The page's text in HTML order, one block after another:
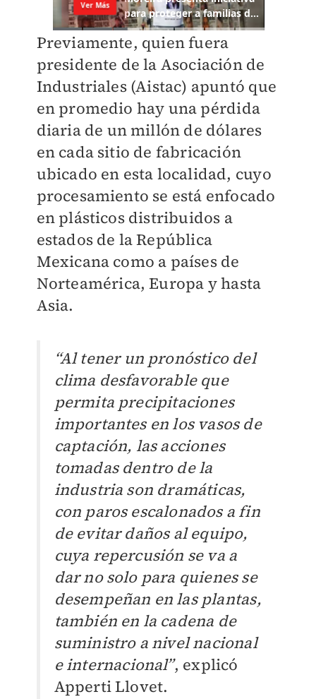
Previamente, quien fuera
presidente de la Asociación de
Industriales (Aistac) apuntó que
en promedio hay una pérdida
diaria de un millón de dólares
en cada sitio de fabricación
ubicado en esta localidad, cuyo
procesamiento se está enfocado
en plásticos distribuidos a
estados de la República
Mexicana como a países de
Norteamérica, Europa y hasta
Asia.
“Al tener un pronóstico del
clima desfavorable que
permita precipitaciones
importantes en los vasos de
captación, las acciones
tomadas dentro de la
industria son dramáticas,
con paros escalonados a fin
de evitar daños al equipo,
cuya repercusión se va a
dar no solo para quienes se
desempeñan en las plantas,
también en la cadena de
suministro a nivel nacional
e internacional”, explicó
Apperti Llovet.